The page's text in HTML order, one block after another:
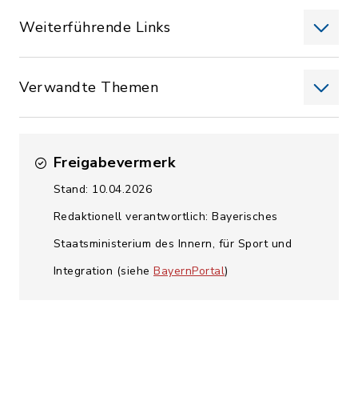
Weiterführende Links
Verwandte Themen
Freigabevermerk
Stand: 10.04.2026
Redaktionell verantwortlich: Bayerisches
Staatsministerium des Innern, für Sport und
Integration (siehe BayernPortal)